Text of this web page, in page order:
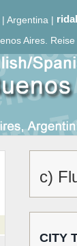
| Argentina |
Aires.
c)
CITY